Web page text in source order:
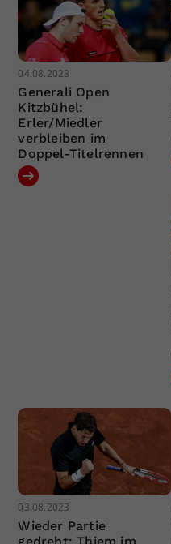
04.08.2023
Generali Open
Kitzbühel:
Erler/Miedler
verbleiben im
Doppel-Titelrennen
03.08.2023
Wieder Partie